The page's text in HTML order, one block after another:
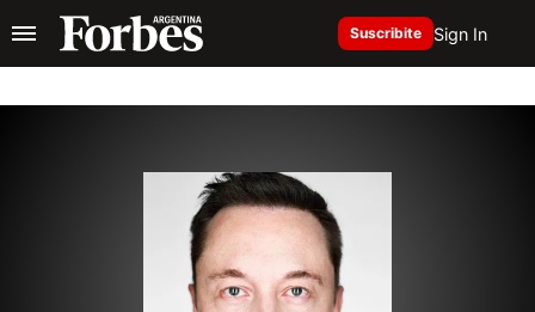
Suscribite Sign In